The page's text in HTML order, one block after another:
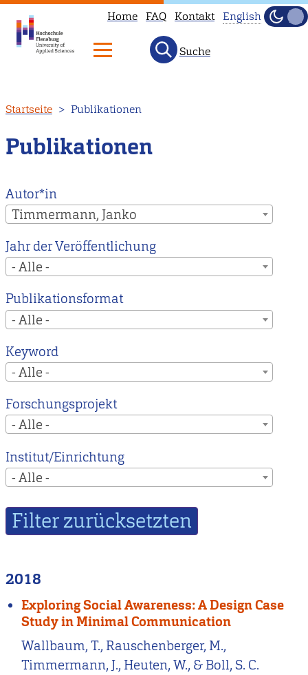
zum
Inhalt
Home FAQ Kontakt
to
our
main
instead.
English
Hell
Suche
Startseite Publikationen
Publikationen
Autor*in
Timmermann, Janko
Jahr der Veröffentlichung
- Alle -
Publikationsformat
- Alle -
Keyword
- Alle -
Forschungsprojekt
- Alle -
Institut/Einrichtung
- Alle -
2018
Exploring Social Awareness: A Design Case
Study in Minimal Communication
Wallbaum, T., Rauschenberger, M.,
Timmermann, J., Heuten, W., & Boll, S. C.